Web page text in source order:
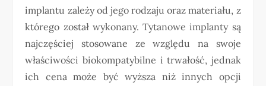
implantu zależy od jego rodzaju oraz materiału, z
którego został wykonany. Tytanowe implanty są
najczęściej stosowane ze względu na swoje
właściwości biokompatybilne i trwałość, jednak
ich cena może być wyższa niż innych opcji